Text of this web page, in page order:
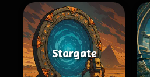
Stargate